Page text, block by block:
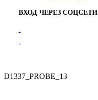
ВХОД ЧЕРЕЗ СОЦСЕТИ